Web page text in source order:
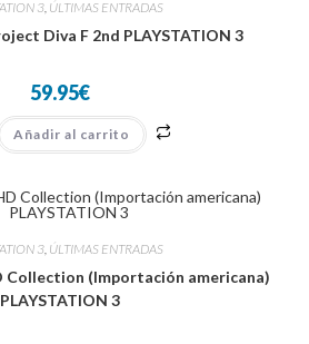
3, ÚLTIMAS ENTRADAS
Diva F 2nd PLAYSTATION 3
59.95€
Añadir al carrito
3, ÚLTIMAS ENTRADAS
Collection (Importación americana)
PLAYSTATION 3